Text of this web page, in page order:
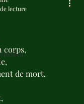
lecture
corps,
de mort.